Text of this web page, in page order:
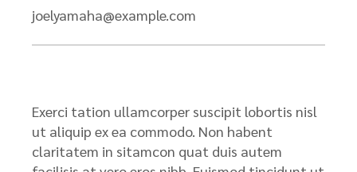
joelyamaha@example.com
Exerci tation ullamcorper suscipit lobortis nisl
ut aliquip ex ea commodo. Non habent
claritatem in sitamcon quat duis autem